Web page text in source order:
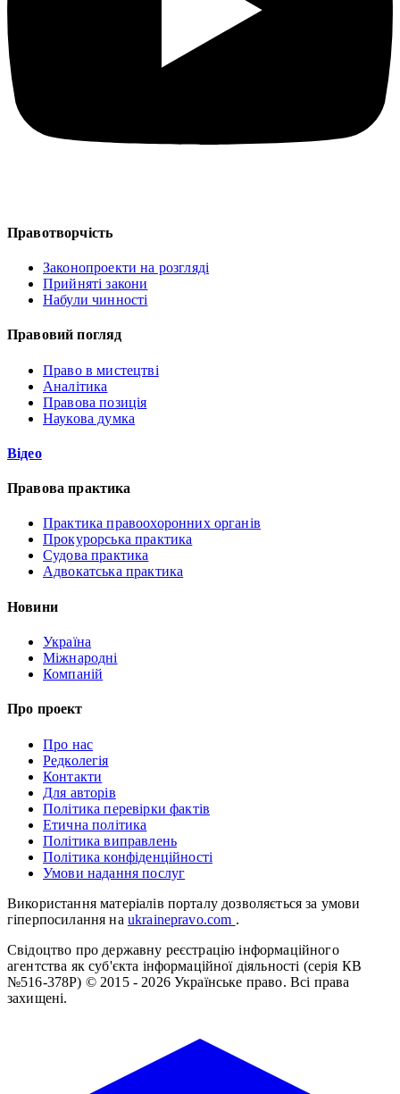
Правотворчість
Законопроекти на розгляді
Прийняті закони
Набули чинності
Правовий погляд
Право в мистецтві
Аналітика
Правова позиція
Наукова думка
Відео
Правова практика
Практика правоохоронних органів
Прокурорська практика
Судова практика
Адвокатська практика
Новини
Україна
Міжнародні
Компаній
Про проект
Про нас
Редколегія
Контакти
Для авторів
Політика перевірки фактів
Етична політика
Політика виправлень
Політика конфіденційності
Умови надання послуг
Використання матеріалів порталу дозволяється за умови
гіперпосилання на ukrainepravo.com .
Свідоцтво про державну реєстрацію інформаційного
агентства як суб'єкта інформаційної діяльності (серія КВ
№516-378Р) © 2015 - 2026 Українське право. Всі права
захищені.